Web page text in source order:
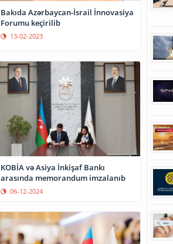
Bakıda Azərbaycan-İsrail İnnovasiya
Forumu keçirilib
13-02-2023
KOBİA və Asiya İnkişaf Bankı
arasında memorandum imzalanıb
06-12-2024